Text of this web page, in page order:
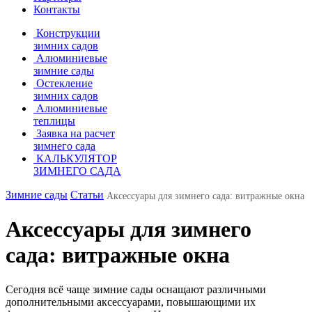
Контакты
Конструкции
зимних садов
Алюминиевые
зимние сады
Остекление
зимних садов
Алюминиевые
теплицы
Заявка на расчет
зимнего сада
КАЛЬКУЛЯТОР
ЗИМНЕГО САДА
Зимние сады Статьи Аксессуары для зимнего сада: витражные окна
Аксессуары для зимнего
сада: витражные окна
Сегодня всё чаще зимние сады оснащают различными
дополнительными аксессуарами, повышающими их